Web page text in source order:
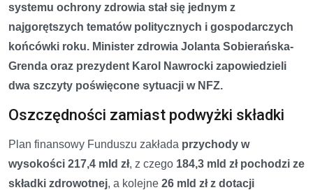
systemu ochrony zdrowia stał się jednym z
najgorętszych tematów politycznych i gospodarczych
końcówki roku. Minister zdrowia Jolanta Sobierańska-
Grenda oraz prezydent Karol Nawrocki zapowiedzieli
dwa szczyty poświęcone sytuacji w NFZ.
Oszczędności zamiast podwyżki składki
Plan finansowy Funduszu zakłada przychody w
wysokości 217,4 mld zł, z czego 184,3 mld zł pochodzi ze
składki zdrowotnej, a kolejne 26 mld zł z dotacji